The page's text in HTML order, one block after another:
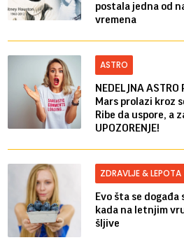
postala jedna od
vremena
ASTRO
NEDELJNA
Mars prolazi kroz
Ribe da uspore, a
UPOZORENJE!
ZDRAVLJE & LEPOTA
Evo šta se događa
kada na letnjim
šljive